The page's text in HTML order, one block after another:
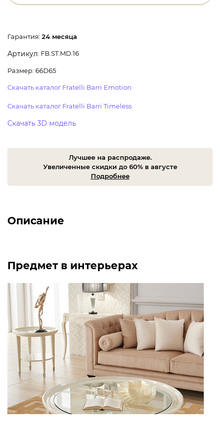
Гарантия: 24 месяца
Артикул: FB.ST.MD.16
Размер: 66D65
Скачать каталог Fratelli Barri Emotion
Скачать каталог Fratelli Barri Timeless
Скачать 3D модель
Лучшее на распродаже.
Увеличенные скидки до 60% в августе
Подробнее
Описание
Предмет в интерьерах